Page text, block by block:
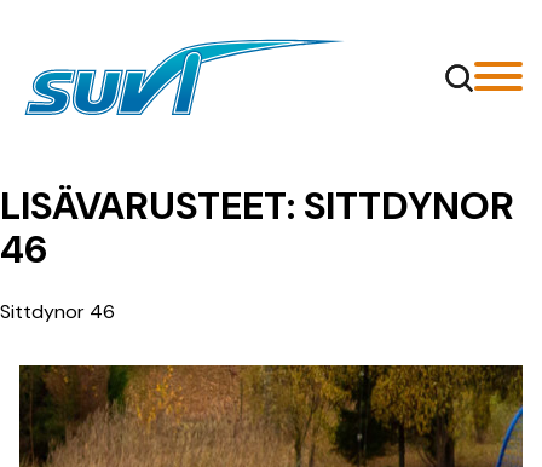
LISÄVARUSTEET: SITTDYNOR
46
Sittdynor 46